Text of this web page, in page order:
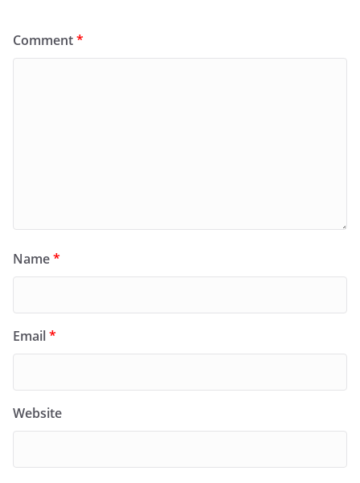
Comment*
Name*
Email*
Website